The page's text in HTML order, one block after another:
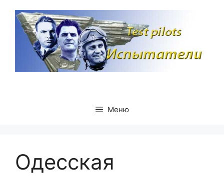
содержимому
Меню
Одесская